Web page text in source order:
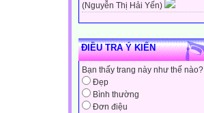
(Nguyễn Thị Hải Yến)
ĐIỀU TRA Ý KIẾN
Bạn thấy trang này như thế nào?
Đẹp
Bình thường
Đơn điệu